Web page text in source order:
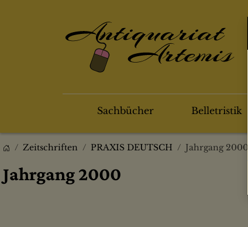
Sachbücher Belletristik
Zeitschriften PRAXIS DEUTSCH Jahrgang 2000
Jahrgang 2000